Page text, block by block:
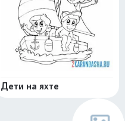
Дети на яхте